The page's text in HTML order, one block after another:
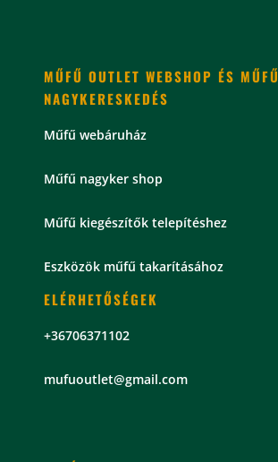
MŰFŰ OUTLET WEBSHOP ÉS MŰFŰ
NAGYKERESKEDÉS
Műfű webáruház
Műfű nagyker shop
Műfű kiegészítők telepítéshez
Eszközök műfű takarításához
ELÉRHETŐSÉGEK
+36706371102
mufuoutlet@gmail.com